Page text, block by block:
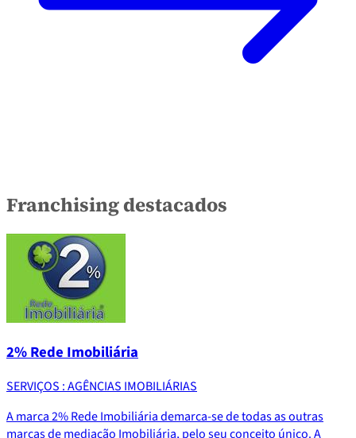
Franchising destacados
2% Rede Imobiliária
SERVIÇOS : AGÊNCIAS IMOBILIÁRIAS
A marca 2% Rede Imobiliária demarca-se de todas as outras
marcas de mediação Imobiliária, pelo seu conceito único. A